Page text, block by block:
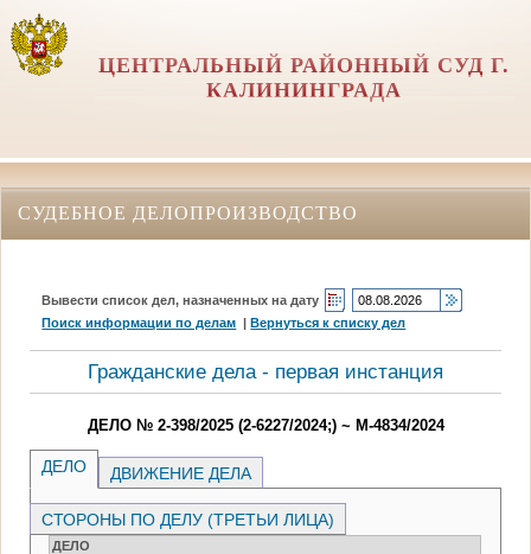
ЦЕНТРАЛЬНЫЙ РАЙОННЫЙ СУД Г.
КАЛИНИНГРАДА
СУДЕБНОЕ ДЕЛОПРОИЗВОДСТВО
Вывести список дел, назначенных на дату
Поиск информации по делам |Вернуться к списку дел
Гражданские дела - первая инстанция
ДЕЛО № 2-398/2025 (2-6227/2024;) ~ М-4834/2024
ДЕЛО ДВИЖЕНИЕ ДЕЛА
СТОРОНЫ ПО ДЕЛУ (ТРЕТЬИ ЛИЦА)
ДЕЛО